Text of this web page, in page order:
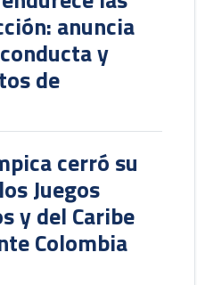
anuncia
y
de
cerró su
Juegos
y del Caribe
Colombia